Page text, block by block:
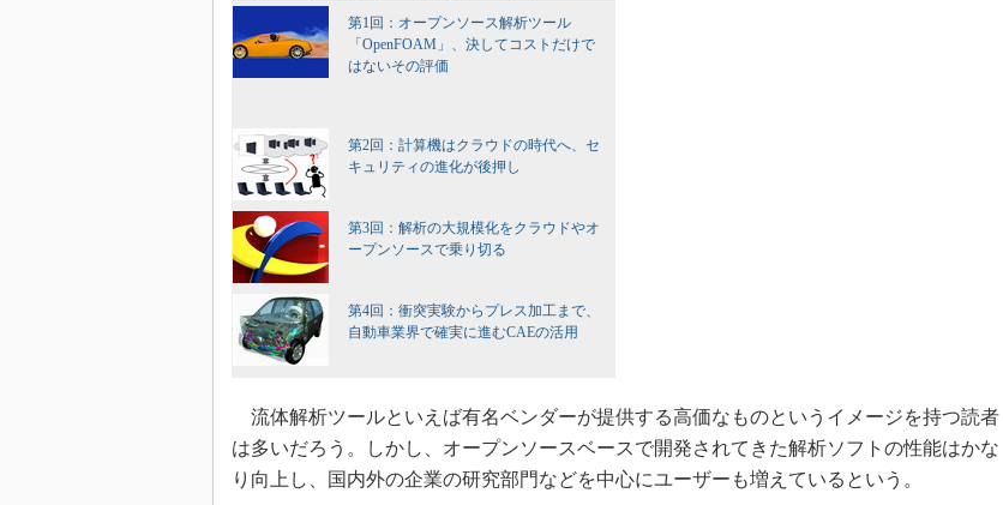
第1回：オープンソース解析ツール
「OpenFOAM」、決してコストだけで
はないその評価
第2回：計算機はクラウドの時代へ、セ
キュリティの進化が後押し
第3回：解析の大規模化をクラウドやオ
ープンソースで乗り切る
第4回：衝突実験からプレス加工まで、
自動車業界で確実に進むCAEの活用
流体解析ツールといえば有名ベンダーが提供する高価なものというイメージを持つ読者
は多いだろう。しかし、オープンソースベースで開発されてきた解析ソフトの性能はかな
り向上し、国内外の企業の研究部門などを中心にユーザーも増えているという。